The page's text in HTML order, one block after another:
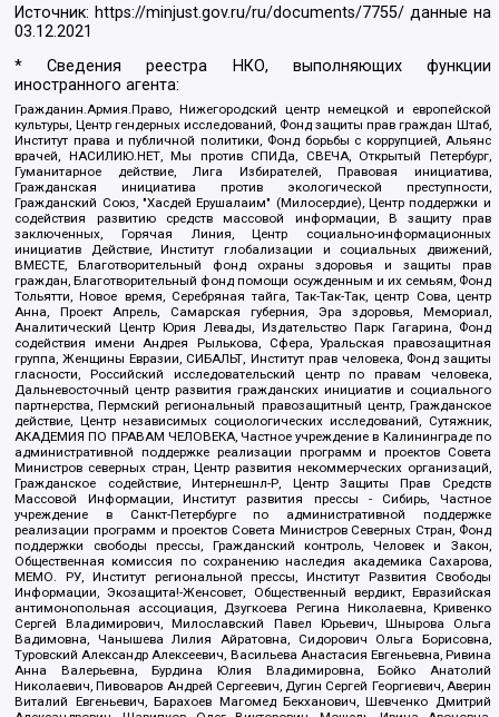
Источник: https://minjust.gov.ru/ru/documents/7755/ данные на
03.12.2021
* Сведения реестра НКО, выполняющих функции
иностранного агента:
Гражданин.Армия.Право, Нижегородский центр немецкой и европейской
культуры, Центр гендерных исследований, Фонд защиты прав граждан Штаб,
Институт права и публичной политики, Фонд борьбы с коррупцией, Альянс
врачей, НАСИЛИЮ.НЕТ, Мы против СПИДа, СВЕЧА, Открытый Петербург,
Гуманитарное действие, Лига Избирателей, Правовая инициатива,
Гражданская инициатива против экологической преступности,
Гражданский Союз, "Хасдей Ерушалаим" (Милосердие), Центр поддержки и
содействия развитию средств массовой информации, В защиту прав
заключенных, Горячая Линия, Центр социально-информационных
инициатив Действие, Институт глобализации и социальных движений,
ВМЕСТЕ, Благотворительный фонд охраны здоровья и защиты прав
граждан, Благотворительный фонд помощи осужденным и их семьям, Фонд
Тольятти, Новое время, Серебряная тайга, Так-Так-Так, центр Сова, центр
Анна, Проект Апрель, Самарская губерния, Эра здоровья, Мемориал,
Аналитический Центр Юрия Левады, Издательство Парк Гагарина, Фонд
содействия имени Андрея Рылькова, Сфера, Уральская правозащитная
группа, Женщины Евразии, СИБАЛЬТ, Институт прав человека, Фонд защиты
гласности, Российский исследовательский центр по правам человека,
Дальневосточный центр развития гражданских инициатив и социального
партнерства, Пермский региональный правозащитный центр, Гражданское
действие, Центр независимых социологических исследований, Сутяжник,
АКАДЕМИЯ ПО ПРАВАМ ЧЕЛОВЕКА, Частное учреждение в Калининграде по
административной поддержке реализации программ и проектов Совета
Министров северных стран, Центр развития некоммерческих организаций,
Гражданское содействие, Интернешнл-Р, Центр Защиты Прав Средств
Массовой Информации, Институт развития прессы - Сибирь, Частное
учреждение в Санкт-Петербурге по административной поддержке
реализации программ и проектов Совета Министров Северных Стран, Фонд
поддержки свободы прессы, Гражданский контроль, Человек и Закон,
Общественная комиссия по сохранению наследия академика Сахарова,
МЕМО. РУ, Институт региональной прессы, Институт Развития Свободы
Информации, Экозащита!-Женсовет, Общественный вердикт, Евразийская
антимонопольная ассоциация, Дзугкоева Регина Николаевна, Кривенко
Сергей Владимирович, Милославский Павел Юрьевич, Шнырова Ольга
Вадимовна, Чанышева Лилия Айратовна, Сидорович Ольга Борисовна,
Туровский Александр Алексеевич, Васильева Анастасия Евгеньевна, Ривина
Анна Валерьевна, Бурдина Юлия Владимировна, Бойко Анатолий
Николаевич, Пивоваров Андрей Сергеевич, Дугин Сергей Георгиевич, Аверин
Виталий Евгеньевич, Барахоев Магомед Бекханович, Шевченко Дмитрий